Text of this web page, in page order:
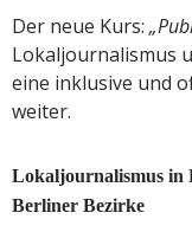
Der neue Kurs:
Lokaljournalismus
eine inklusive und
weiter.
Lokaljournalismus in
Berliner Bezirke